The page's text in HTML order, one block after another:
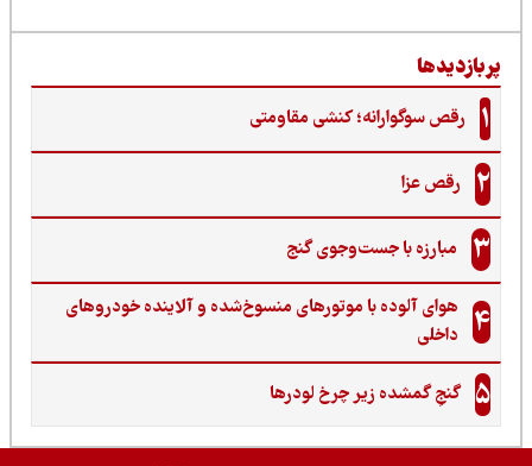
رقص سوگوارانه؛ کنشی مقاومتی
رقص عزا
مبارزه با جست‌وجوی گنج‌
هوای آلوده با موتورهای منسوخ‌شده و آلاینده خودروهای
داخلی
گنجِ گمشده زیر چرخ لودرها